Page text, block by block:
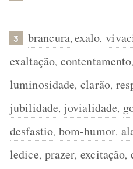
3 brancura, exalo,
exaltação, contentamento,
luminosidade, clarão,
jubilidade, jovialidade,
desfastio, bom-humor,
ledice, prazer, excitação,